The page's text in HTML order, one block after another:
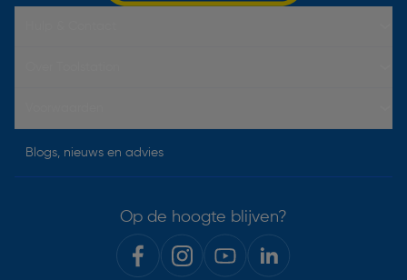
Blogs, nieuws en advies
Op de hoogte blijven?